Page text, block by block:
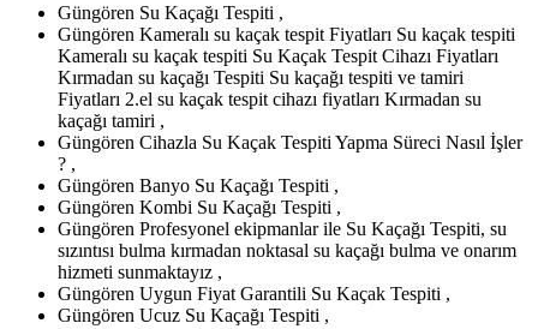
Güngören Su Kaçağı Tespiti ,
Güngören Kameralı su kaçak tespit Fiyatları Su kaçak tespiti
Kameralı su kaçak tespiti Su Kaçak Tespit Cihazı Fiyatları
Kırmadan su kaçağı Tespiti Su kaçağı tespiti ve tamiri
Fiyatları 2.el su kaçak tespit cihazı fiyatları Kırmadan su
kaçağı tamiri ,
Güngören Cihazla Su Kaçak Tespiti Yapma Süreci Nasıl İşler
? ,
Güngören Banyo Su Kaçağı Tespiti ,
Güngören Kombi Su Kaçağı Tespiti ,
Güngören Profesyonel ekipmanlar ile Su Kaçağı Tespiti, su
sızıntısı bulma kırmadan noktasal su kaçağı bulma ve onarım
hizmeti sunmaktayız ,
Güngören Uygun Fiyat Garantili Su Kaçak Tespiti ,
Güngören Ucuz Su Kaçağı Tespiti ,